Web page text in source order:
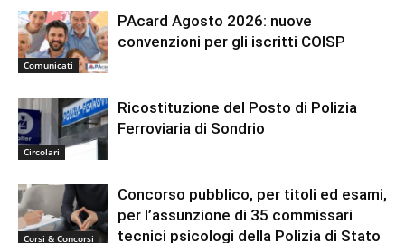
Comunicati
PAcard Agosto 2026: nuove
convenzioni per gli iscritti COISP
Circolari
Ricostituzione del Posto di Polizia
Ferroviaria di Sondrio
Corsi & Concorsi
Concorso pubblico, per titoli ed esami,
per l’assunzione di 35 commissari
tecnici psicologi della Polizia di Stato